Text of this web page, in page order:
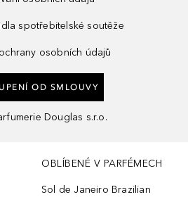
spotřebitelské soutěže
osobních údajů
OD SMLOUVY
Douglas s.r.o.
OBLÍBENÉ V PARFÉMECH
Sol de Janeiro Brazilian